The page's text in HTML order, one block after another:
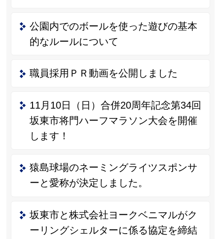
公園内でのボールを使った遊びの基本
的なルールについて
職員採用ＰＲ動画を公開しました
11月10日（日）合併20周年記念第34回
坂東市将門ハーフマラソン大会を開催
します！
猿島球場のネーミングライツスポンサ
ーと愛称が決定しました。
坂東市と株式会社ヨークベニマルがク
ーリングシェルターに係る協定を締結